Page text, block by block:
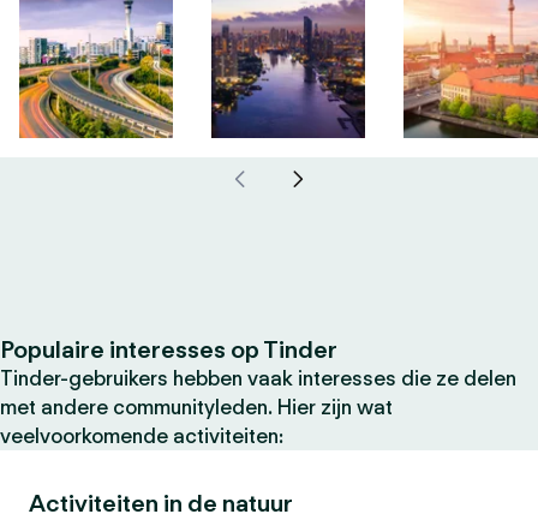
Populaire interesses op Tinder
Tinder-gebruikers hebben vaak interesses die ze delen
met andere communityleden. Hier zijn wat
veelvoorkomende activiteiten:
Activiteiten in de natuur